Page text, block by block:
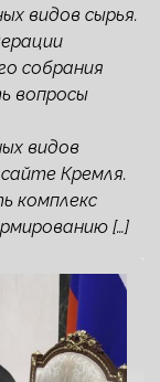
видов сырья.
собрания
вопросы
видов
Кремля.
комплекс
[…]